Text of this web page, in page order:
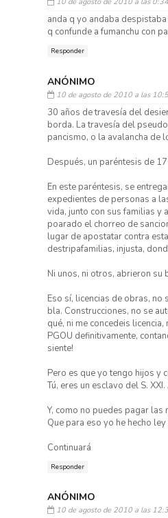
anda q yo andaba
q confunde a fumanchu con
Responder
ANÓNIMO
10 de agosto de 2010 a las
30 años de travesía del
borda. La travesía del
pancismo, o la avalancha de
Después, un paréntesis de
En este paréntesis, se
expedientes de personas a
vida, junto con sus familias y
poarado el chorreo de
lugar de apostatar contra
destripafamilias, injusta,
Ni unos, ni otros, abrieron su
Eso sí, licencias de obras, no
bla. Construcciones, no se
qué, ni me concedeis
PGOU definitivamente,
siente!
Pero es que yo tengo hijos y
Tú, eres un esclavo del S.
Y, como no puedes pagar
Que para eso yo he hecho
Continuará
Responder
ANÓNIMO
10 de agosto de 2010 a las